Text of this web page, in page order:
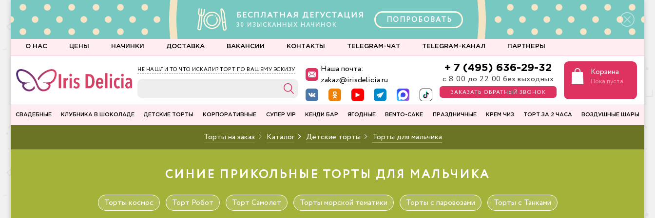
БЕСПЛАТНАЯ ДЕГУСТАЦИЯ
30 ИЗЫСКАННЫХ НАЧИНОК
ПОПРОБОВАТЬ
О НАС ЦЕНЫ НАЧИНКИ ДОСТАВКА ВАКАНСИИ КОНТАКТЫ TELEGRAM-ЧАТ TELEGRAM-КАНАЛ ПАРТНЕРЫ
НЕ НАШЛИ ТО ЧТО ИСКАЛИ? ТОРТ ПО ВАШЕМУ ЭСКИЗУ
Наша почта:
zakaz@irisdelicia.ru
+ 7 (495) 636-29-32
с 8:00 до 22:00 без выходных
ЗАКАЗАТЬ ОБРАТНЫЙ ЗВОНОК
Корзина
Пока пуста
СВАДЕБНЫЕ КЛУБНИКА В ШОКОЛАДЕ ДЕТСКИЕ ТОРТЫ КОРПОРАТИВНЫЕ СУПЕР VIP КЕНДИ БАР ЯГОДНЫЕ BENTO-CAKE ПРАЗДНИЧНЫЕ КРЕМ ЧИЗ ТОРТ ЗА 2 ЧАСА ВОЗДУШНЫЕ ШАРЫ
Торты на заказ Каталог Детские торты Торты для мальчика
СИНИЕ ПРИКОЛЬНЫЕ ТОРТЫ ДЛЯ МАЛЬЧИКА
Торты космос Торт Робот Торт Самолет Торты морской тематики Торты с паровозами Торты с Танками